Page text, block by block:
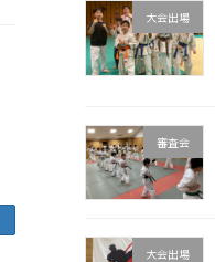
大会出場
審査会
大会出場